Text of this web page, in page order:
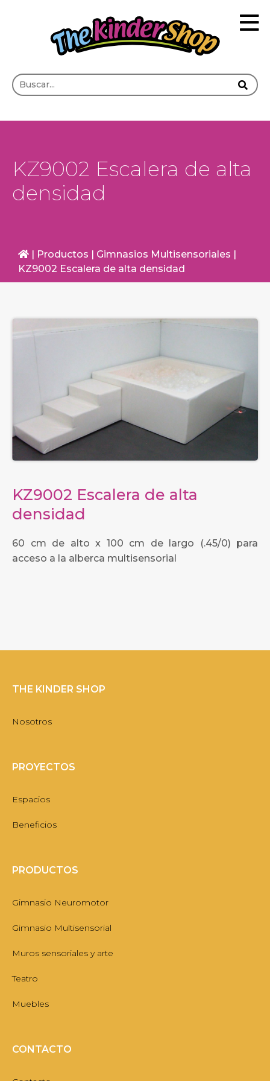
KZ9002 Escalera de alta
densidad
| Productos | Gimnasios Multisensoriales |
KZ9002 Escalera de alta densidad
KZ9002 Escalera de alta
densidad
60 cm de alto x 100 cm de largo (.45/0) para
acceso a la alberca multisensorial
THE KINDER SHOP
Nosotros
PROYECTOS
Espacios
Beneficios
PRODUCTOS
Gimnasio Neuromotor
Gimnasio Multisensorial
Muros sensoriales y arte
Teatro
Muebles
CONTACTO